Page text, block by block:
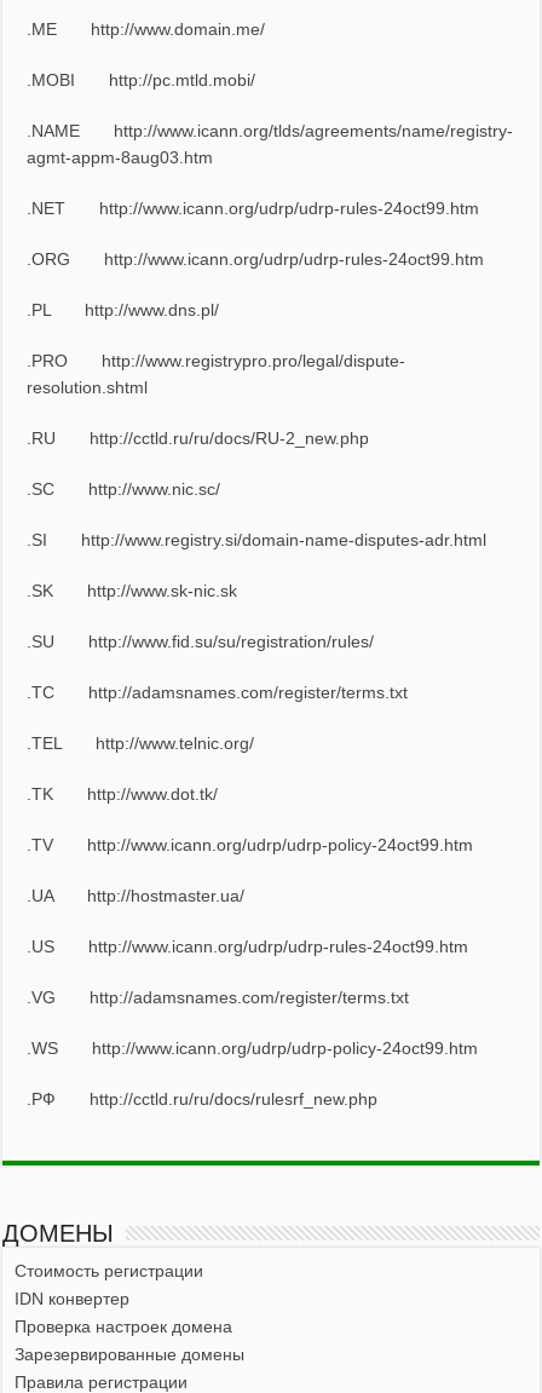
.ME http://www.domain.me/
.MOBI http://pc.mtld.mobi/
.NAME
http://www.icann.org/tlds/agreements/name/registry-
agmt-appm-8aug03.htm
.NET http://www.icann.org/udrp/udrp-rules-24oct99.htm
.ORG http://www.icann.org/udrp/udrp-rules-24oct99.htm
.PL http://www.dns.pl/
.PRO
http://www.registrypro.pro/legal/dispute-
resolution.shtml
.RU http://cctld.ru/ru/docs/RU-2_new.php
.SC http://www.nic.sc/
.SI http://www.registry.si/domain-name-disputes-adr.html
.SK http://www.sk-nic.sk
.SU http://www.fid.su/su/registration/rules/
.TC http://adamsnames.com/register/terms.txt
.TEL http://www.telnic.org/
.TK http://www.dot.tk/
.TV http://www.icann.org/udrp/udrp-policy-24oct99.htm
.UA http://hostmaster.ua/
.US http://www.icann.org/udrp/udrp-rules-24oct99.htm
.VG http://adamsnames.com/register/terms.txt
.WS http://www.icann.org/udrp/udrp-policy-24oct99.htm
.РФ http://cctld.ru/ru/docs/rulesrf_new.php
ДОМЕНЫ
Стоимость регистрации
IDN конвертер
Проверка настроек домена
Зарезервированные домены
Правила регистрации